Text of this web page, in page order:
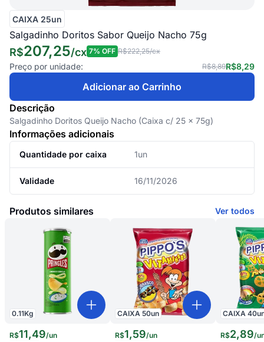
Descrição
Salgadinho Doritos Queijo Nacho (Caixa c/ 25 x 75g)
Informações adicionais
Quantidade por caixa 1un
Validade 16/11/2026
CAIXA 25un
Salgadinho Doritos Sabor Queijo Nacho 75g
R$207,25/cx 7% OFF R$222,25/cx
Preço por unidade: R$8,89R$8,29
Adicionar ao Carrinho
Produtos similares Ver todos
0.11Kg
R$11,49/un
CAIXA50un
R$1,59/un
CAIXA40
R$2,89/